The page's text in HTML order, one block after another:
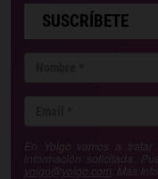
SUSCRÍBETE
En Yoigo vamos a
información solicitada.
yoigo@yoigo.com . Más Info